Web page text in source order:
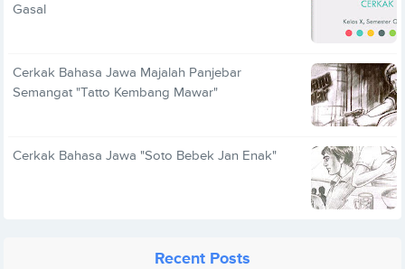
Gasal
Cerkak Bahasa Jawa Majalah Panjebar
Semangat "Tatto Kembang Mawar"
Cerkak Bahasa Jawa "Soto Bebek Jan Enak"
Recent Posts